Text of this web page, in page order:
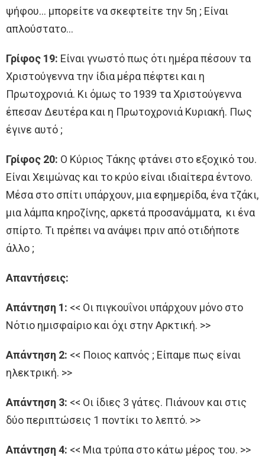
ψήφου… μπορείτε να σκεφτείτε την 5η ; Είναι
απλούστατο…
Γρίφος 19: Είναι γνωστό πως ότι ημέρα πέσουν τα
Χριστούγεννα την ίδια μέρα πέφτει και η
Πρωτοχρονιά. Κι όμως το 1939 τα Χριστούγεννα
έπεσαν Δευτέρα και η Πρωτοχρονιά Κυριακή. Πως
έγινε αυτό ;
Γρίφος 20: Ο Κύριος Τάκης φτάνει στο εξοχικό του.
Είναι Χειμώνας και το κρύο είναι ιδιαίτερα έντονο.
Μέσα στο σπίτι υπάρχουν, μια εφημερίδα, ένα τζάκι,
μια λάμπα κηροζίνης, αρκετά προσανάμματα, κι ένα
σπίρτο. Τι πρέπει να ανάψει πριν από οτιδήποτε
άλλο ;
Απαντήσεις:
Απάντηση 1: << Οι πιγκουΐνοι υπάρχουν μόνο στο
Νότιο ημισφαίριο και όχι στην Αρκτική. >>
Απάντηση 2: << Ποιος καπνός ; Είπαμε πως είναι
ηλεκτρική. >>
Απάντηση 3: << Οι ίδιες 3 γάτες. Πιάνουν και στις
δύο περιπτώσεις 1 ποντίκι το λεπτό. >>
Απάντηση 4: << Μια τρύπα στο κάτω μέρος του. >>